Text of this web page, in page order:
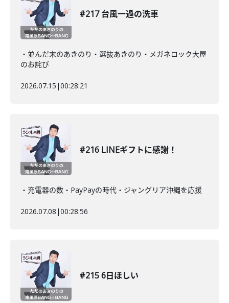
#217 台風一過の洗車
・並んだ末のあきのり・選抜あきのり・メガネロック大屋
のお詫び
2026.07.15 |00:28:21
#216 LINEギフトに感謝！
・充電器の数・PayPayの時代・ジャングリア沖縄を応援
2026.07.08 |00:28:56
#215 6日ほしい